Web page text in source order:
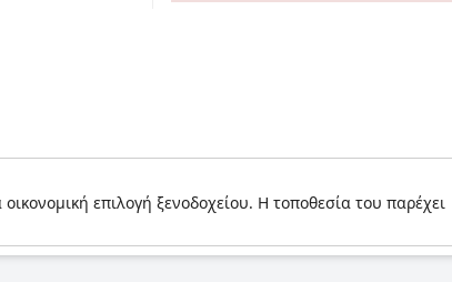
επιλογή ξενοδοχείου. Η τοποθεσία του παρέχει